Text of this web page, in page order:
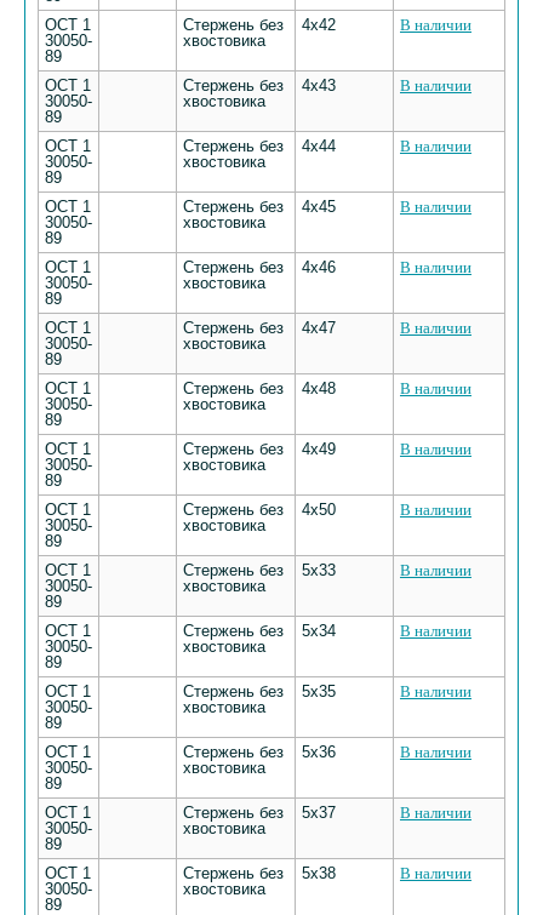
ОСТ 1
30050-
89
Стержень без
хвостовика
4х42 В наличии
ОСТ 1
30050-
89
Стержень без
хвостовика
4х43 В наличии
ОСТ 1
30050-
89
Стержень без
хвостовика
4х44 В наличии
ОСТ 1
30050-
89
Стержень без
хвостовика
4х45 В наличии
ОСТ 1
30050-
89
Стержень без
хвостовика
4х46 В наличии
ОСТ 1
30050-
89
Стержень без
хвостовика
4х47 В наличии
ОСТ 1
30050-
89
Стержень без
хвостовика
4х48 В наличии
ОСТ 1
30050-
89
Стержень без
хвостовика
4х49 В наличии
ОСТ 1
30050-
89
Стержень без
хвостовика
4х50 В наличии
ОСТ 1
30050-
89
Стержень без
хвостовика
5х33 В наличии
ОСТ 1
30050-
89
Стержень без
хвостовика
5х34 В наличии
ОСТ 1
30050-
89
Стержень без
хвостовика
5х35 В наличии
ОСТ 1
30050-
89
Стержень без
хвостовика
5х36 В наличии
ОСТ 1
30050-
89
Стержень без
хвостовика
5х37 В наличии
ОСТ 1
30050-
89
Стержень без
хвостовика
5х38 В наличии